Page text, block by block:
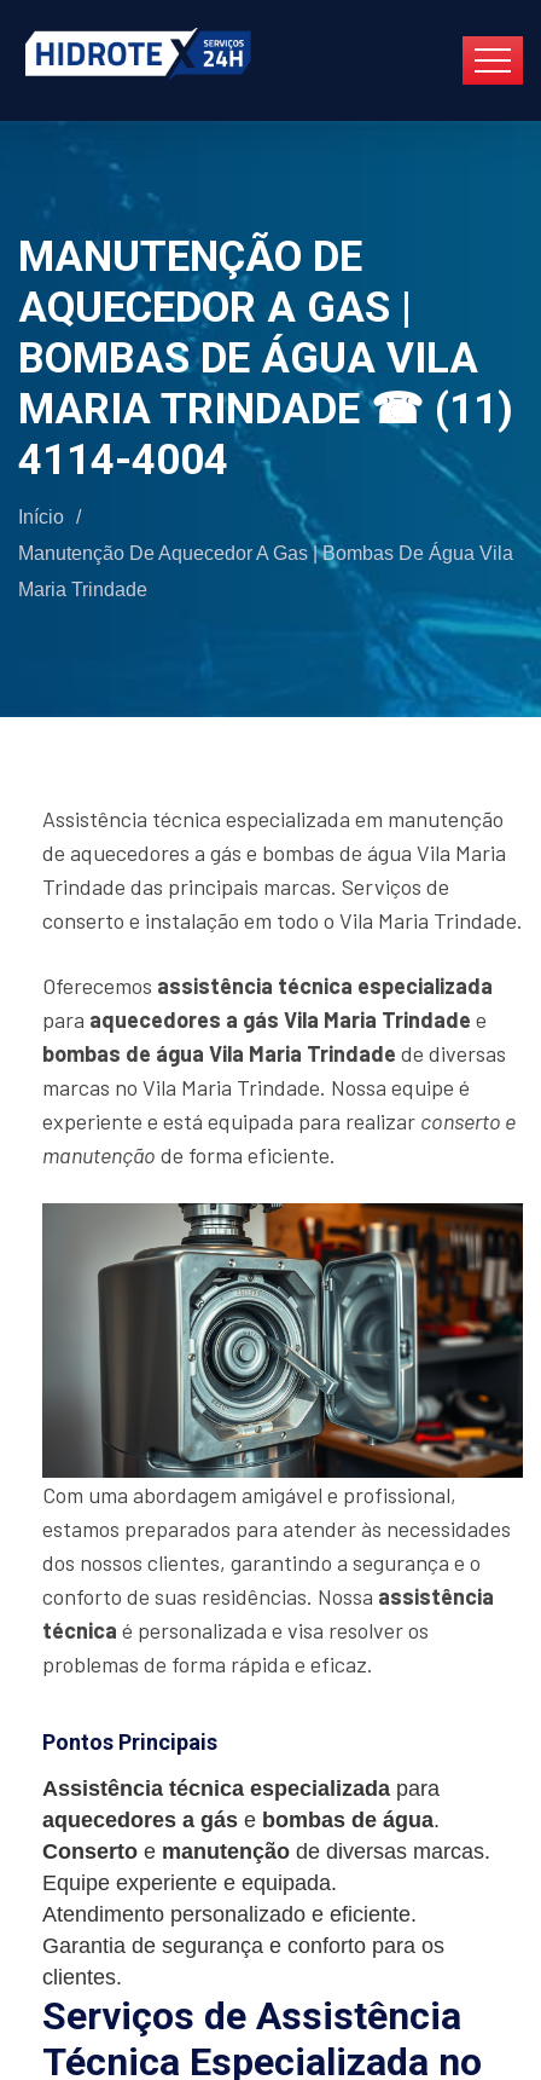
MANUTENÇÃO DE
AQUECEDOR A GAS |
BOMBAS DE ÁGUA VILA
MARIA TRINDADE ☎ (11)
4114-4004
Início /
Manutenção De Aquecedor A Gas | Bombas De Água Vila
Maria Trindade
Assistência técnica especializada em manutenção
de aquecedores a gás e bombas de água Vila Maria
Trindade das principais marcas. Serviços de
conserto e instalação em todo o Vila Maria Trindade.
Oferecemos assistência técnica especializada
para aquecedores a gás Vila Maria Trindade e
bombas de água Vila Maria Trindade de diversas
marcas no Vila Maria Trindade. Nossa equipe é
experiente e está equipada para realizar conserto e
manutenção de forma eficiente.
Com uma abordagem amigável e profissional,
estamos preparados para atender às necessidades
dos nossos clientes, garantindo a segurança e o
conforto de suas residências. Nossa assistência
técnica é personalizada e visa resolver os
problemas de forma rápida e eficaz.
Pontos Principais
Assistência técnica especializada para
aquecedores a gás e bombas de água.
Conserto e manutenção de diversas marcas.
Equipe experiente e equipada.
Atendimento personalizado e eficiente.
Garantia de segurança e conforto para os
clientes.
Serviços de Assistência
Técnica Especializada no